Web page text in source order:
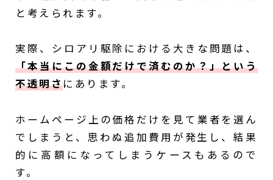
と考えられます。
実際、シロアリ駆除における大きな問題は、
「本当にこの金額だけで済むのか？」という
不透明さにあります。
ホームページ上の価格だけを見て業者を選ん
でしまうと、思わぬ追加費用が発生し、結果
的に高額になってしまうケースもあるので
す。